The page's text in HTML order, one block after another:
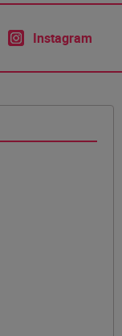
Instagram